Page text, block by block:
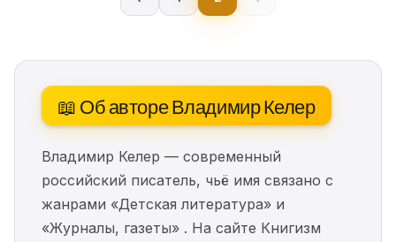
📖 Об авторе Владимир Келер
Владимир Келер — современный
российский писатель, чьё имя связано с
жанрами «Детская литература» и
«Журналы, газеты» . На сайте Книгизм